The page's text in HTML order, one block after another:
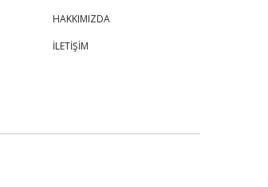
HAKKIMIZDA
İLETİŞİM